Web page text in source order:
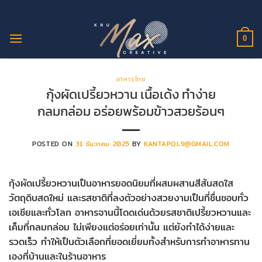
ยัง
0
อาหารไทย
กุ้งผัดเปรี้ยวหวาน เนื้อเด้ง ทำง่าย
กลมกล่อม อร่อยพร้อมข้าวสวยร้อนๆ
POSTED ON 31 ธันวาคม 2025 BYKANTAPOL9@GMAIL.COM
กุ้งผัดเปรี้ยวหวานเป็นอาหารยอดนิยมที่ผสมผสานสีสันสดใส
วัตถุดิบสดใหม่ และรสชาติที่ลงตัวอย่างสวยงามเป็นที่ชื่นชอบทั่ว
เอเชียและทั่วโลก อาหารจานนี้โดดเด่นด้วยรสชาติเปรี้ยวหวานและ
เค็มที่กลมกล่อม ไม่เพียงแต่อร่อยเท่านั้น แต่ยังทำได้ง่ายและ
รวดเร็ว ทำให้เป็นตัวเลือกที่ยอดเยี่ยมทั้งสำหรับการทำอาหารทาน
เองที่บ้านและในร้านอาหาร